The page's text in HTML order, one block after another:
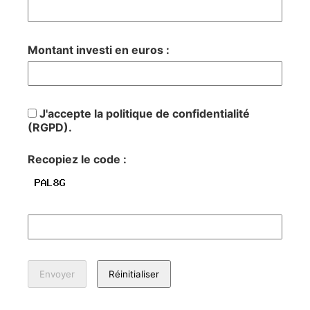
Montant investi en euros :
J'accepte la politique de confidentialité
(RGPD).
Recopiez le code :